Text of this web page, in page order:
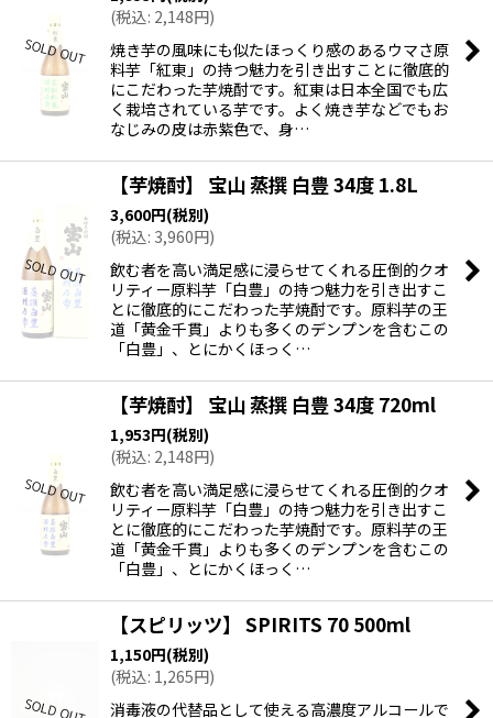
(税込: 2,148円)
焼き芋の風味にも似たほっくり感のあるウマさ原
料芋「紅東」の持つ魅力を引き出すことに徹底的
にこだわった芋焼酎です。紅東は日本全国でも広
く栽培されている芋です。よく焼き芋などでもお
なじみの皮は赤紫色で、身…
【芋焼酎】 宝山 蒸撰 白豊 34度 1.8L
3,600円(税別)
(税込: 3,960円)
飲む者を高い満足感に浸らせてくれる圧倒的クオ
リティー原料芋「白豊」の持つ魅力を引き出すこ
とに徹底的にこだわった芋焼酎です。原料芋の王
道「黄金千貫」よりも多くのデンプンを含むこの
「白豊」、とにかくほっく…
【芋焼酎】 宝山 蒸撰 白豊 34度 720ml
1,953円(税別)
(税込: 2,148円)
飲む者を高い満足感に浸らせてくれる圧倒的クオ
リティー原料芋「白豊」の持つ魅力を引き出すこ
とに徹底的にこだわった芋焼酎です。原料芋の王
道「黄金千貫」よりも多くのデンプンを含むこの
「白豊」、とにかくほっく…
【スピリッツ】 SPIRITS 70 500ml
1,150円(税別)
(税込: 1,265円)
消毒液の代替品として使える高濃度アルコールで